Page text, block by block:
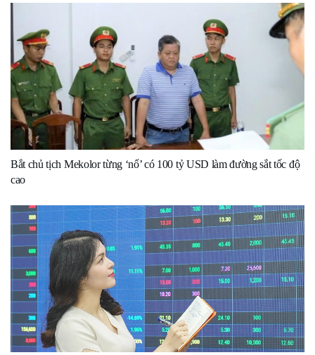
Bắt chủ tịch Mekolor từng ‘nổ’ có 100 tỷ USD làm đường sắt tốc độ
cao